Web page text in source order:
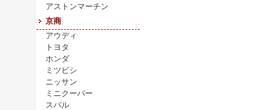
アストンマーチン
京商
アウディ
トヨタ
ホンダ
ミツビシ
ニッサン
ミニクーパー
スバル